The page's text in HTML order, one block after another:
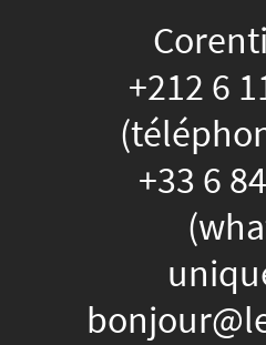
+212 6
+33 6